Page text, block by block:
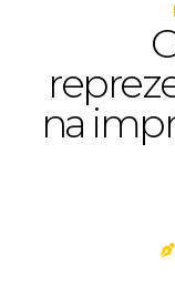
na